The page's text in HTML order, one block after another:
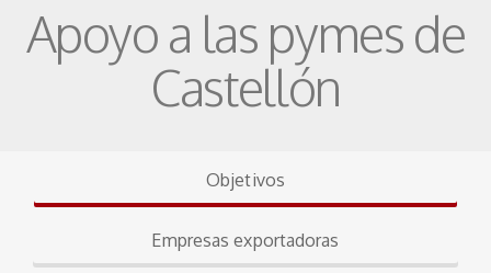
Apoyo a las pymes de
Castellón
Objetivos
Empresas exportadoras